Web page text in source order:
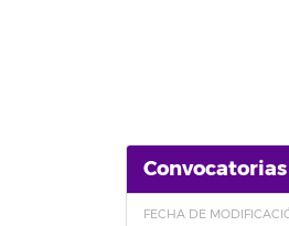
Convocatorias
FECHA DE